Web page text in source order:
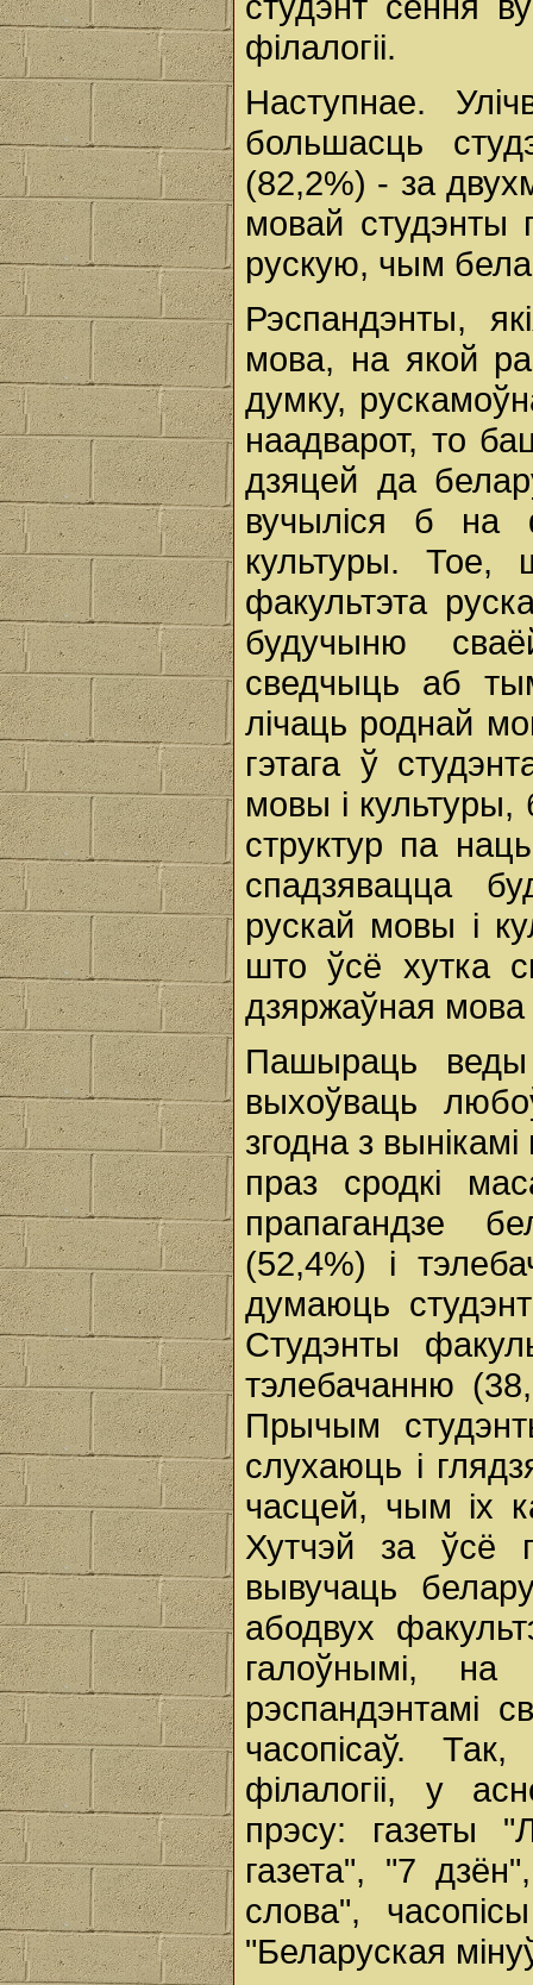
філалогіі.
Наступнае.
большасць
(82,2%) - за
мовай студэнты
рускую, чым
Рэспандэнты,
мова, на якой
думку,
наадварот, то
дзяцей да
вучыліся б на
культуры. Тое,
факультэта
будучыню
сведчыць аб
лічаць роднай
гэтага ў
мовы і культуры,
структур па
спадзявацца
рускай мовы і
што ўсё хутка
дзяржаўная мова
Пашыраць веды
выхоўваць
згодна з
праз сродкі
прапагандзе
(52,4%) і
думаюць
Студэнты
тэлебачанню
Прычым
слухаюць і
часцей, чым іх
Хутчэй за ўсё
вывучаць
абодвух
галоўнымі,
рэспандэнтамі
часопісаў.
філалогіі, у
прэсу: газеты
газета", "7
слова",
"Беларуская